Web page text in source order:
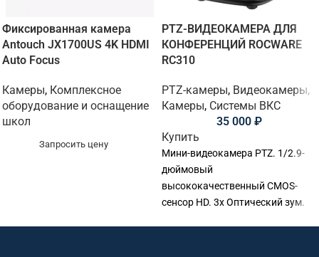
Фиксированная камера
Antouch JX1700US 4K HDMI
Auto Focus
Камеры, Комплексное
оборудование и оснащение
школ
Запросить цену
PTZ-ВИДЕОКАМЕРА ДЛЯ
КОНФЕРЕНЦИЙ ROCWARE
RC310
PTZ-камеры, Видеокамеры,
Камеры, Системы ВКС
35 000 ₽
Купить
Мини-видеокамера PTZ. 1/2.9-
дюймовый
высококачественный CMOS-
сенсор HD. 3x Оптический зум.